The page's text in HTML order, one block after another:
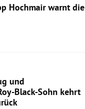
Hochmair warnt die
und
Black-Sohn kehrt